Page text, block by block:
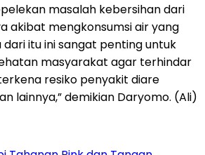
masalah kebersihan dari
akibat mengkonsumsi air yang
dari itu ini sangat penting untuk
masyarakat agar terhindar
resiko penyakit diare
lainnya,” demikian Daryomo. (Ali)